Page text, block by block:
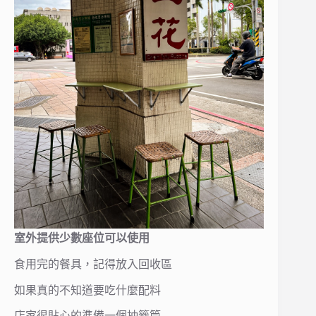
室外提供少數座位可以使用
食用完的餐具，記得放入回收區
如果真的不知道要吃什麼配料